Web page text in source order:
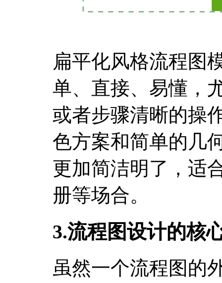
扁平化风格流程图
单、直接、易懂，
或者步骤清晰的操
色方案和简单的几
更加简洁明了，适
册等场合。
3.流程图设计的核
虽然一个流程图的